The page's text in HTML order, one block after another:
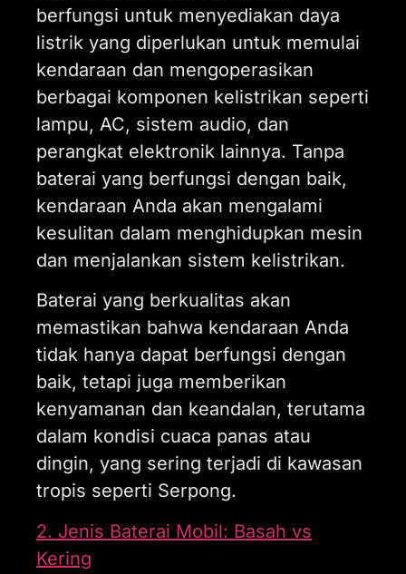
berfungsi untuk menyediakan daya
listrik yang diperlukan untuk memulai
kendaraan dan mengoperasikan
berbagai komponen kelistrikan seperti
lampu, AC, sistem audio, dan
perangkat elektronik lainnya. Tanpa
baterai yang berfungsi dengan baik,
kendaraan Anda akan mengalami
kesulitan dalam menghidupkan mesin
dan menjalankan sistem kelistrikan.
Baterai yang berkualitas akan
memastikan bahwa kendaraan Anda
tidak hanya dapat berfungsi dengan
baik, tetapi juga memberikan
kenyamanan dan keandalan, terutama
dalam kondisi cuaca panas atau
dingin, yang sering terjadi di kawasan
tropis seperti Serpong.
2. Jenis Baterai Mobil: Basah vs
Kering